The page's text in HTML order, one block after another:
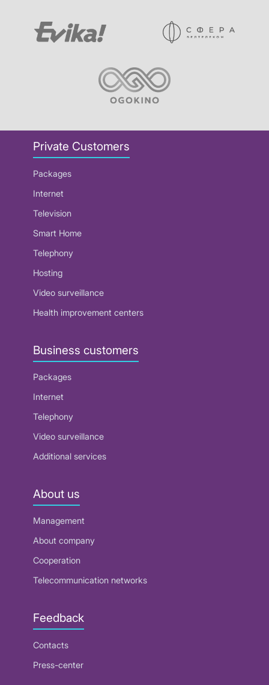
Private Customers
Packages
Internet
Television
Smart Home
Telephony
Hosting
Video surveillance
Health improvement centers
Business customers
Packages
Internet
Telephony
Video surveillance
Additional services
About us
Management
About company
Cooperation
Telecommunication networks
Feedback
Contacts
Press-center